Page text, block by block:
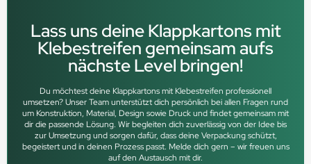
Lass uns deine Klappkartons mit
Klebestreifen gemeinsam aufs
nächste Level bringen!
Du möchtest deine Klappkartons mit Klebestreifen professionell
umsetzen? Unser Team unterstützt dich persönlich bei allen Fragen rund
um Konstruktion, Material, Design sowie Druck und findet gemeinsam mit
dir die passende Lösung. Wir begleiten dich zuverlässig von der Idee bis
zur Umsetzung und sorgen dafür, dass deine Verpackung schützt,
begeistert und in deinen Prozess passt. Melde dich gern – wir freuen uns
auf den Austausch mit dir.